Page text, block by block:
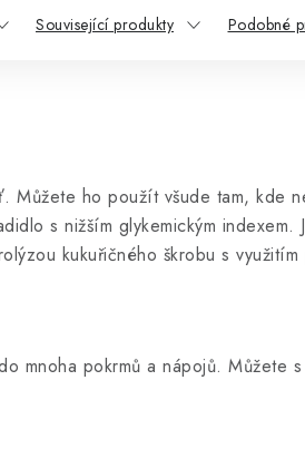
Související produkty Podobné
ho použít všude tam, kde
s nižším glykemickým
kukuřičného škrobu s
mnoha pokrmů a nápojů. Můžete